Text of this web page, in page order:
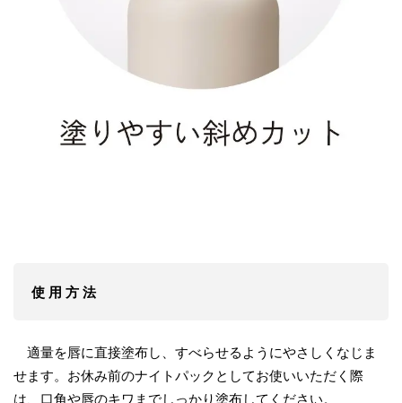
使 用 方 法
適量を唇に直接塗布し、すべらせるようにやさしくなじま
せます。お休み前のナイトパックとしてお使いいただく際
は、口角や唇のキワまでしっかり塗布してください。